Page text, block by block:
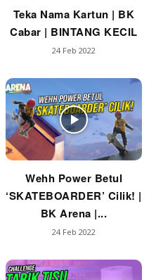
Teka Nama Kartun | BK
Cabar | BINTANG KECIL
24 Feb 2022
Wehh Power Betul
‘SKATEBOARDER’ Cilik! |
BK Arena |...
24 Feb 2022